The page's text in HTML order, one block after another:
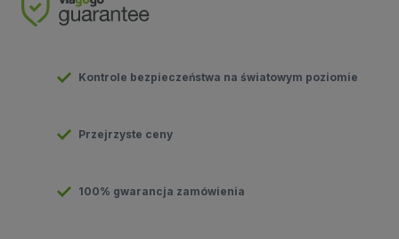
Kontrole bezpieczeństwa na światowym poziomie
Przejrzyste ceny
100% gwarancja zamówienia